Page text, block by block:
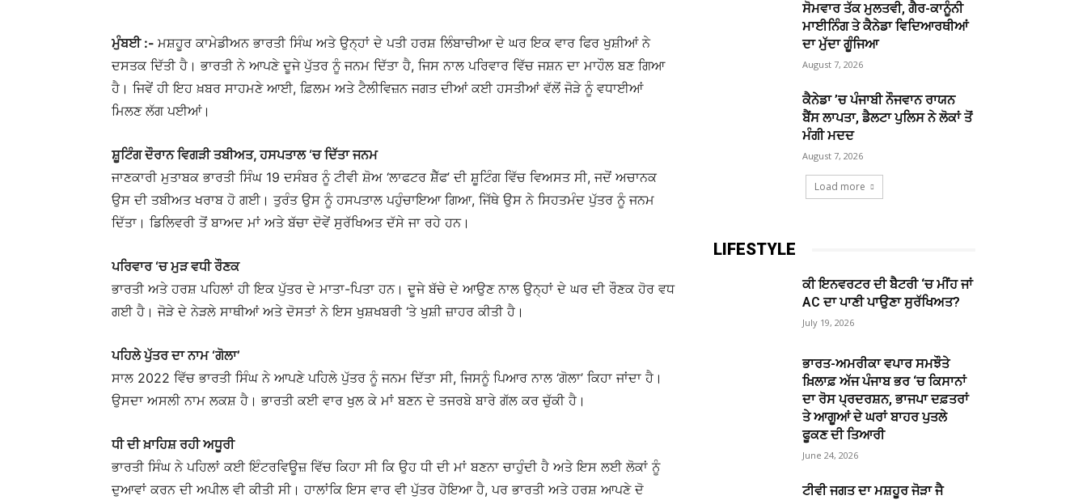
ਮੁੰਬਈ :- ਮਸ਼ਹੂਰ ਕਾਮੇਡੀਅਨ ਭਾਰਤੀ ਸਿੰਘ ਅਤੇ ਉਨ੍ਹਾਂ ਦੇ ਪਤੀ ਹਰਸ਼ ਲਿੰਬਾਚੀਆ ਦੇ ਘਰ ਇਕ ਵਾਰ ਫਿਰ ਖੁਸ਼ੀਆਂ ਨੇ
ਦਸਤਕ ਦਿੱਤੀ ਹੈ। ਭਾਰਤੀ ਨੇ ਆਪਣੇ ਦੂਜੇ ਪੁੱਤਰ ਨੂੰ ਜਨਮ ਦਿੱਤਾ ਹੈ, ਜਿਸ ਨਾਲ ਪਰਿਵਾਰ ਵਿੱਚ ਜਸ਼ਨ ਦਾ ਮਾਹੌਲ ਬਣ ਗਿਆ
ਹੈ। ਜਿਵੇਂ ਹੀ ਇਹ ਖ਼ਬਰ ਸਾਹਮਣੇ ਆਈ, ਫ਼ਿਲਮ ਅਤੇ ਟੈਲੀਵਿਜ਼ਨ ਜਗਤ ਦੀਆਂ ਕਈ ਹਸਤੀਆਂ ਵੱਲੋਂ ਜੋੜੇ ਨੂੰ ਵਧਾਈਆਂ
ਮਿਲਣ ਲੱਗ ਪਈਆਂ।
ਸ਼ੂਟਿੰਗ ਦੌਰਾਨ ਵਿਗੜੀ ਤਬੀਅਤ, ਹਸਪਤਾਲ ‘ਚ ਦਿੱਤਾ ਜਨਮ
ਜਾਣਕਾਰੀ ਮੁਤਾਬਕ ਭਾਰਤੀ ਸਿੰਘ 19 ਦਸੰਬਰ ਨੂੰ ਟੀਵੀ ਸ਼ੋਅ ‘ਲਾਫਟਰ ਸ਼ੈੱਫ’ ਦੀ ਸ਼ੂਟਿੰਗ ਵਿੱਚ ਵਿਅਸਤ ਸੀ, ਜਦੋਂ ਅਚਾਨਕ
ਉਸ ਦੀ ਤਬੀਅਤ ਖਰਾਬ ਹੋ ਗਈ। ਤੁਰੰਤ ਉਸ ਨੂੰ ਹਸਪਤਾਲ ਪਹੁੰਚਾਇਆ ਗਿਆ, ਜਿੱਥੇ ਉਸ ਨੇ ਸਿਹਤਮੰਦ ਪੁੱਤਰ ਨੂੰ ਜਨਮ
ਦਿੱਤਾ। ਡਿਲਿਵਰੀ ਤੋਂ ਬਾਅਦ ਮਾਂ ਅਤੇ ਬੱਚਾ ਦੋਵੇਂ ਸੁਰੱਖਿਅਤ ਦੱਸੇ ਜਾ ਰਹੇ ਹਨ।
ਪਰਿਵਾਰ ‘ਚ ਮੁੜ ਵਧੀ ਰੌਣਕ
ਭਾਰਤੀ ਅਤੇ ਹਰਸ਼ ਪਹਿਲਾਂ ਹੀ ਇਕ ਪੁੱਤਰ ਦੇ ਮਾਤਾ-ਪਿਤਾ ਹਨ। ਦੂਜੇ ਬੱਚੇ ਦੇ ਆਉਣ ਨਾਲ ਉਨ੍ਹਾਂ ਦੇ ਘਰ ਦੀ ਰੌਣਕ ਹੋਰ ਵਧ
ਗਈ ਹੈ। ਜੋੜੇ ਦੇ ਨੇੜਲੇ ਸਾਥੀਆਂ ਅਤੇ ਦੋਸਤਾਂ ਨੇ ਇਸ ਖੁਸ਼ਖਬਰੀ ‘ਤੇ ਖੁਸ਼ੀ ਜ਼ਾਹਰ ਕੀਤੀ ਹੈ।
ਪਹਿਲੇ ਪੁੱਤਰ ਦਾ ਨਾਮ ‘ਗੋਲਾ’
ਸਾਲ 2022 ਵਿੱਚ ਭਾਰਤੀ ਸਿੰਘ ਨੇ ਆਪਣੇ ਪਹਿਲੇ ਪੁੱਤਰ ਨੂੰ ਜਨਮ ਦਿੱਤਾ ਸੀ, ਜਿਸਨੂੰ ਪਿਆਰ ਨਾਲ ‘ਗੋਲਾ’ ਕਿਹਾ ਜਾਂਦਾ ਹੈ।
ਉਸਦਾ ਅਸਲੀ ਨਾਮ ਲਕਸ਼ ਹੈ। ਭਾਰਤੀ ਕਈ ਵਾਰ ਖੁਲ ਕੇ ਮਾਂ ਬਣਨ ਦੇ ਤਜਰਬੇ ਬਾਰੇ ਗੱਲ ਕਰ ਚੁੱਕੀ ਹੈ।
ਧੀ ਦੀ ਖ਼ਾਹਿਸ਼ ਰਹੀ ਅਧੂਰੀ
ਭਾਰਤੀ ਸਿੰਘ ਨੇ ਪਹਿਲਾਂ ਕਈ ਇੰਟਰਵਿਊਜ਼ ਵਿੱਚ ਕਿਹਾ ਸੀ ਕਿ ਉਹ ਧੀ ਦੀ ਮਾਂ ਬਣਨਾ ਚਾਹੁੰਦੀ ਹੈ ਅਤੇ ਇਸ ਲਈ ਲੋਕਾਂ ਨੂੰ
ਦੁਆਵਾਂ ਕਰਨ ਦੀ ਅਪੀਲ ਵੀ ਕੀਤੀ ਸੀ। ਹਾਲਾਂਕਿ ਇਸ ਵਾਰ ਵੀ ਪੁੱਤਰ ਹੋਇਆ ਹੈ, ਪਰ ਭਾਰਤੀ ਅਤੇ ਹਰਸ਼ ਆਪਣੇ ਦੋ
ਸੋਮਵਾਰ ਤੱਕ ਮੁਲਤਵੀ, ਗੈਰ-ਕਾਨੂੰਨੀ
ਮਾਈਨਿੰਗ ਤੇ ਕੈਨੇਡਾ ਵਿਦਿਆਰਥੀਆਂ
ਦਾ ਮੁੱਦਾ ਗੂੰਜਿਆ
August 7, 2026
ਕੈਨੇਡਾ ’ਚ ਪੰਜਾਬੀ ਨੌਜਵਾਨ ਰਾਯਨ
ਬੈਂਸ ਲਾਪਤਾ, ਡੈਲਟਾ ਪੁਲਿਸ ਨੇ ਲੋਕਾਂ ਤੋਂ
ਮੰਗੀ ਮਦਦ
August 7, 2026
Load more
LIFESTYLE
ਕੀ ਇਨਵਰਟਰ ਦੀ ਬੈਟਰੀ ‘ਚ ਮੀਂਹ ਜਾਂ
AC ਦਾ ਪਾਣੀ ਪਾਉਣਾ ਸੁਰੱਖਿਅਤ?
July 19, 2026
ਭਾਰਤ-ਅਮਰੀਕਾ ਵਪਾਰ ਸਮਝੌਤੇ
ਖ਼ਿਲਾਫ਼ ਅੱਜ ਪੰਜਾਬ ਭਰ ‘ਚ ਕਿਸਾਨਾਂ
ਦਾ ਰੋਸ ਪ੍ਰਦਰਸ਼ਨ, ਭਾਜਪਾ ਦਫ਼ਤਰਾਂ
ਤੇ ਆਗੂਆਂ ਦੇ ਘਰਾਂ ਬਾਹਰ ਪੁਤਲੇ
ਫੂਕਣ ਦੀ ਤਿਆਰੀ
June 24, 2026
ਟੀਵੀ ਜਗਤ ਦਾ ਮਸ਼ਹੂਰ ਜੋੜਾ ਜੈ